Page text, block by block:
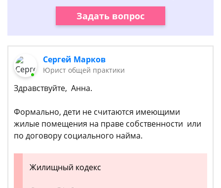
Задать вопрос
Сергей Марков
Юрист общей практики
Здравствуйте, Анна.
Формально, дети не считаются имеющими
жилые помещения на праве собственности или
по договору социального найма.
Жилищный кодекс